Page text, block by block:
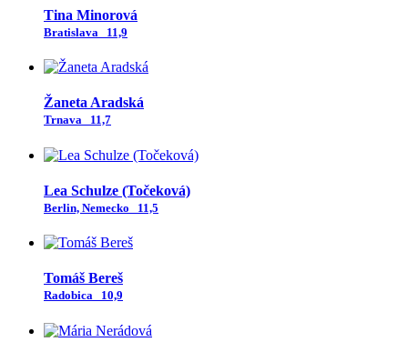
Tina Minorová
Bratislava 11,9
Žaneta Aradská
Trnava 11,7
Lea Schulze (Točeková)
Berlin, Nemecko 11,5
Tomáš Bereš
Radobica 10,9